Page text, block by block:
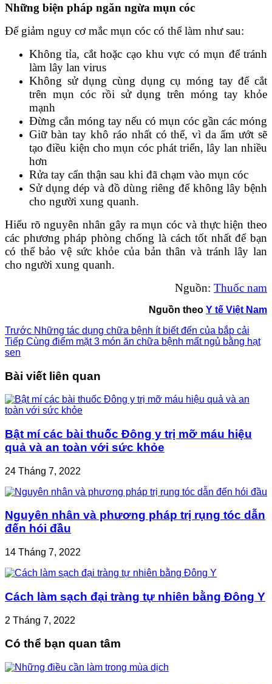
Những biện pháp ngăn ngừa mụn cóc
Để giảm nguy cơ mắc mụn cóc có thể làm như sau:
Không tỉa, cắt hoặc cạo khu vực có mụn để tránh
làm lây lan virus
Không sử dụng cùng dụng cụ móng tay để cắt
trên mụn cóc rồi sử dụng trên móng tay khỏe
mạnh
Đừng cắn móng tay nếu có mụn cóc gần các móng
Giữ bàn tay khô ráo nhất có thể, vì da ẩm ướt sẽ
tạo điều kiện cho mụn cóc phát triển, lây lan nhiều
hơn
Rửa tay cẩn thận sau khi đã chạm vào mụn cóc
Sử dụng dép và đồ dùng riêng để không lây bệnh
cho người xung quanh.
Hiểu rõ nguyên nhân gây ra mụn cóc và thực hiện theo
các phương pháp phòng chống là cách tốt nhất để bạn
có thể bảo vệ sức khỏe của bản thân và tránh lây lan
cho người xung quanh.
Nguồn: Thuốc nam
Nguồn theo Y tế Việt Nam
Trước Những tác dụng chữa bệnh ít biết đến của bắp cải
Tiếp Cùng điểm mặt 3 món ăn chữa bệnh mất ngủ bằng hạt
sen
Bài viết liên quan
Bật mí các bài thuốc Đông y trị mỡ máu hiệu
quả và an toàn với sức khỏe
24 Tháng 7, 2022
Nguyên nhân và phương pháp trị rụng tóc dẫn
đến hói đầu
14 Tháng 7, 2022
Cách làm sạch đại tràng tự nhiên bằng Đông Y
2 Tháng 7, 2022
Có thể bạn quan tâm